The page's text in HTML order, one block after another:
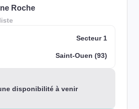
Roche
Secteur 1
Saint-Ouen (93)
disponibilité à venir